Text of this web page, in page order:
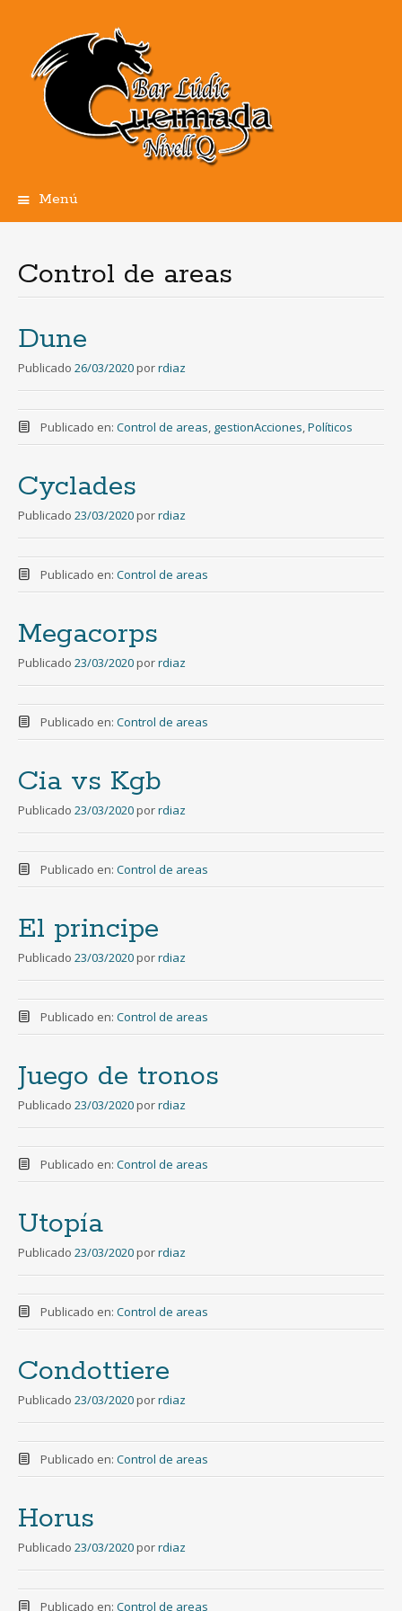
Menú
Control de areas
Dune
Publicado 26/03/2020 porrdiaz
Publicado en: Control de areas, gestionAcciones,Políticos
Cyclades
Publicado 23/03/2020 porrdiaz
Publicado en: Control de areas
Megacorps
Publicado 23/03/2020 porrdiaz
Publicado en: Control de areas
Cia vs Kgb
Publicado 23/03/2020 porrdiaz
Publicado en: Control de areas
El principe
Publicado 23/03/2020 porrdiaz
Publicado en: Control de areas
Juego de tronos
Publicado 23/03/2020 porrdiaz
Publicado en: Control de areas
Utopía
Publicado 23/03/2020 porrdiaz
Publicado en: Control de areas
Condottiere
Publicado 23/03/2020 porrdiaz
Publicado en: Control de areas
Horus
Publicado 23/03/2020 porrdiaz
Publicado en: Control de areas